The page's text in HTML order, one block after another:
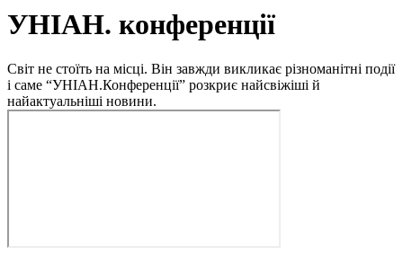
УНІАН. конференції
Світ не стоїть на місці. Він завжди викликає різноманітні події
і саме “УНІАН.Конференції” розкриє найсвіжіші й
найактуальніші новини.